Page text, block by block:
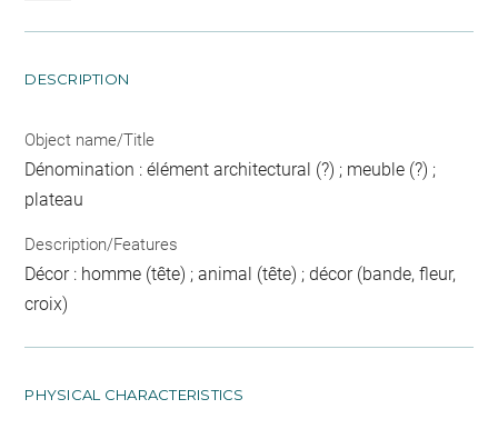
DESCRIPTION
Object name/Title
Dénomination : élément architectural (?) ; meuble (?) ;
plateau
Description/Features
Décor : homme (tête) ; animal (tête) ; décor (bande, fleur,
croix)
PHYSICAL CHARACTERISTICS